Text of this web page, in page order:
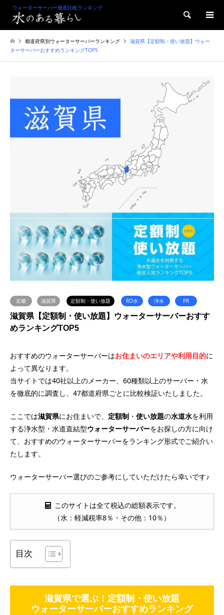
ウォーターサーバー徹底比較ランキング
検索
都道府県別ウォーターサーバーランキング
滋賀県【定額制・使い放題】ウォー
ターサーバーおすすめランキングTOP5
近畿 滋賀県 定額制・使い放題 RO水 浄水 PR
滋賀県【定額制・使い放題】ウォーターサーバーおすす
めランキングTOP5
おすすめのウォーターサーバーはお住まいのエリアや利用目的に
よって異なります。
当サイトでは40社以上のメーカー、60種類以上のサーバー・水
を徹底的に調査し、47都道府県ごとに比較検証いたしました。
ここでは滋賀県にお住まいで、 定額制 ・ 使い放題の水道水を利用
する浄水型・水道直結型ウォーターサーバーをお探しの方に向け
て、おすすめのウォーターサーバーをランキング形式でご紹介い
たします。
ウォーターサーバー選びのご参考にしていただけたら幸いです♪
このサイトは全て税込の総額表示です。
（水：軽減税率8％・その他：10％）
目次
滋賀県で選ぶ！定額制・使い放題
ウォーターサーバーおすすめランキング